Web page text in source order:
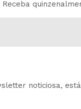
Receba
noticiosa,